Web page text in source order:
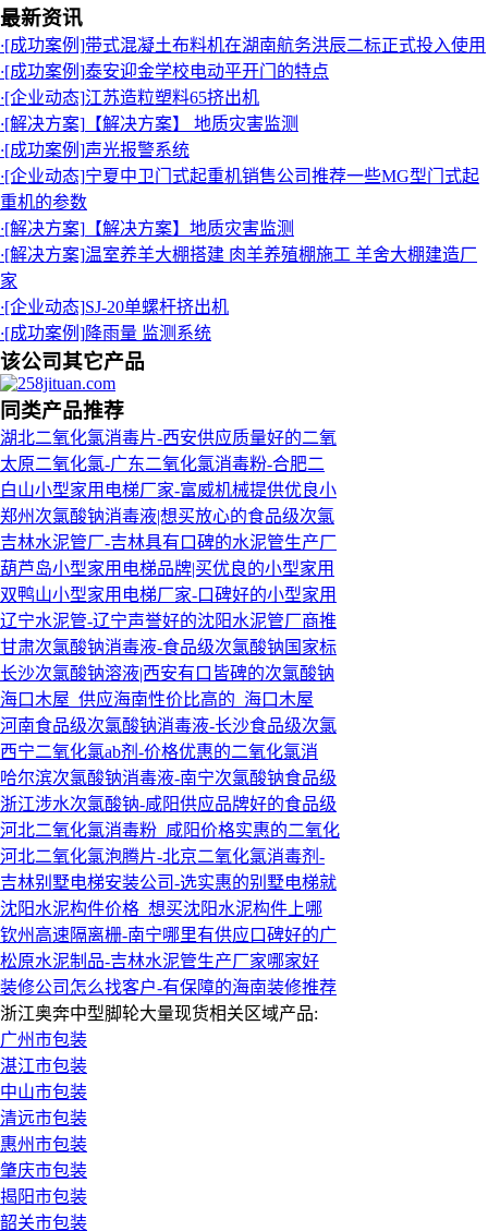
最新资讯
·[成功案例]带式混凝土布料机在湖南航务洪辰二标正式投入使用
·[成功案例]泰安迎金学校电动平开门的特点
·[企业动态]江苏造粒塑料65挤出机
·[解决方案] 【解决方案】 地质灾害监测
·[成功案例]声光报警系统
·[企业动态]宁夏中卫门式起重机销售公司推荐一些MG型门式起
重机的参数
·[解决方案] 【解决方案】地质灾害监测
·[解决方案]温室养羊大棚搭建 肉羊养殖棚施工 羊舍大棚建造厂
家
·[企业动态]SJ-20单螺杆挤出机
·[成功案例]降雨量 监测系统
该公司其它产品
同类产品推荐
湖北二氧化氯消毒片-西安供应质量好的二氧
太原二氧化氯-广东二氧化氯消毒粉-合肥二
白山小型家用电梯厂家-富威机械提供优良小
郑州次氯酸钠消毒液|想买放心的食品级次氯
吉林水泥管厂-吉林具有口碑的水泥管生产厂
葫芦岛小型家用电梯品牌|买优良的小型家用
双鸭山小型家用电梯厂家-口碑好的小型家用
辽宁水泥管-辽宁声誉好的沈阳水泥管厂商推
甘肃次氯酸钠消毒液-食品级次氯酸钠国家标
长沙次氯酸钠溶液|西安有口皆碑的次氯酸钠
海口木屋_供应海南性价比高的_海口木屋
河南食品级次氯酸钠消毒液-长沙食品级次氯
西宁二氧化氯ab剂-价格优惠的二氧化氯消
哈尔滨次氯酸钠消毒液-南宁次氯酸钠食品级
浙江涉水次氯酸钠-咸阳供应品牌好的食品级
河北二氧化氯消毒粉_咸阳价格实惠的二氧化
河北二氧化氯泡腾片-北京二氧化氯消毒剂-
吉林别墅电梯安装公司-选实惠的别墅电梯就
沈阳水泥构件价格_想买沈阳水泥构件上哪
钦州高速隔离栅-南宁哪里有供应口碑好的广
松原水泥制品-吉林水泥管生产厂家哪家好
装修公司怎么找客户-有保障的海南装修推荐
浙江奥奔中型脚轮大量现货相关区域产品:
广州市包装
湛江市包装
中山市包装
清远市包装
惠州市包装
肇庆市包装
揭阳市包装
韶关市包装